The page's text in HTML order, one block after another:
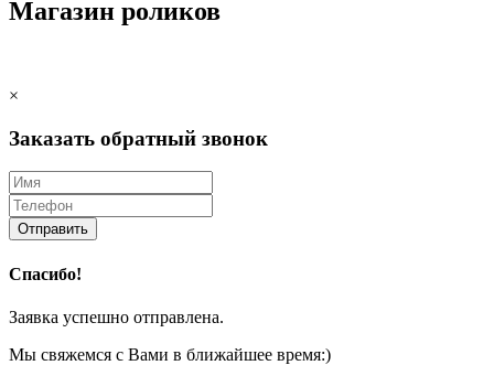
Магазин роликов
×
Заказать обратный звонок
Отправить
Спасибо!
Заявка успешно отправлена.
Мы свяжемся с Вами в ближайшее время:)